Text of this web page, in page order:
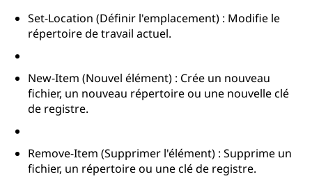
Set-Location (Définir l'emplacement) : Modifie le
répertoire de travail actuel.
New-Item (Nouvel élément) : Crée un nouveau
fichier, un nouveau répertoire ou une nouvelle clé
de registre.
Remove-Item (Supprimer l'élément) : Supprime un
fichier, un répertoire ou une clé de registre.